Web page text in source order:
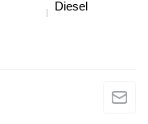
Diesel